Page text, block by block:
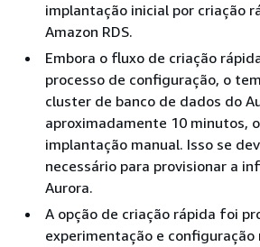
implantação inicial por criação
Amazon RDS.
Embora o fluxo de criação
processo de configuração, o
cluster de banco de dados do
aproximadamente 10 minutos,
implantação manual. Isso se
necessário para provisionar a
Aurora.
A opção de criação rápida foi
experimentação e configuração